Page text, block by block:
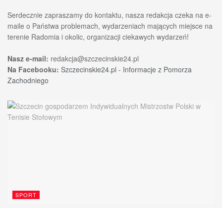
Serdecznie zapraszamy do kontaktu, nasza redakcja czeka na e-
maile o Państwa problemach, wydarzeniach mających miejsce na
terenie Radomia i okolic, organizacji ciekawych wydarzeń!
Nasz e-mail: redakcja@szczecinskie24.pl
Na Facebooku: Szczecinskie24.pl - Informacje z Pomorza
Zachodniego
SPORT